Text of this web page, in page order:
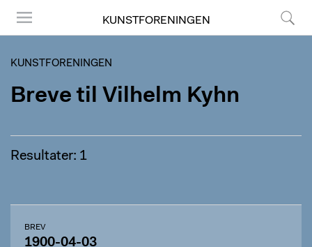
KUNSTFORENINGEN
KUNSTFORENINGEN
Breve til Vilhelm Kyhn
Resultater: 1
BREV
1900-04-03